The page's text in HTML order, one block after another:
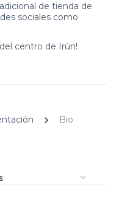
de tienda de
sociales como
centro de Irún!
Bio